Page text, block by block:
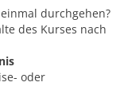
durchgehen?
des Kurses nach
oder